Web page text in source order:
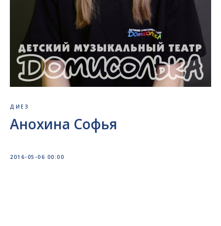
ДИЕЗ
Анохина Софья
2016-05-06 00:00